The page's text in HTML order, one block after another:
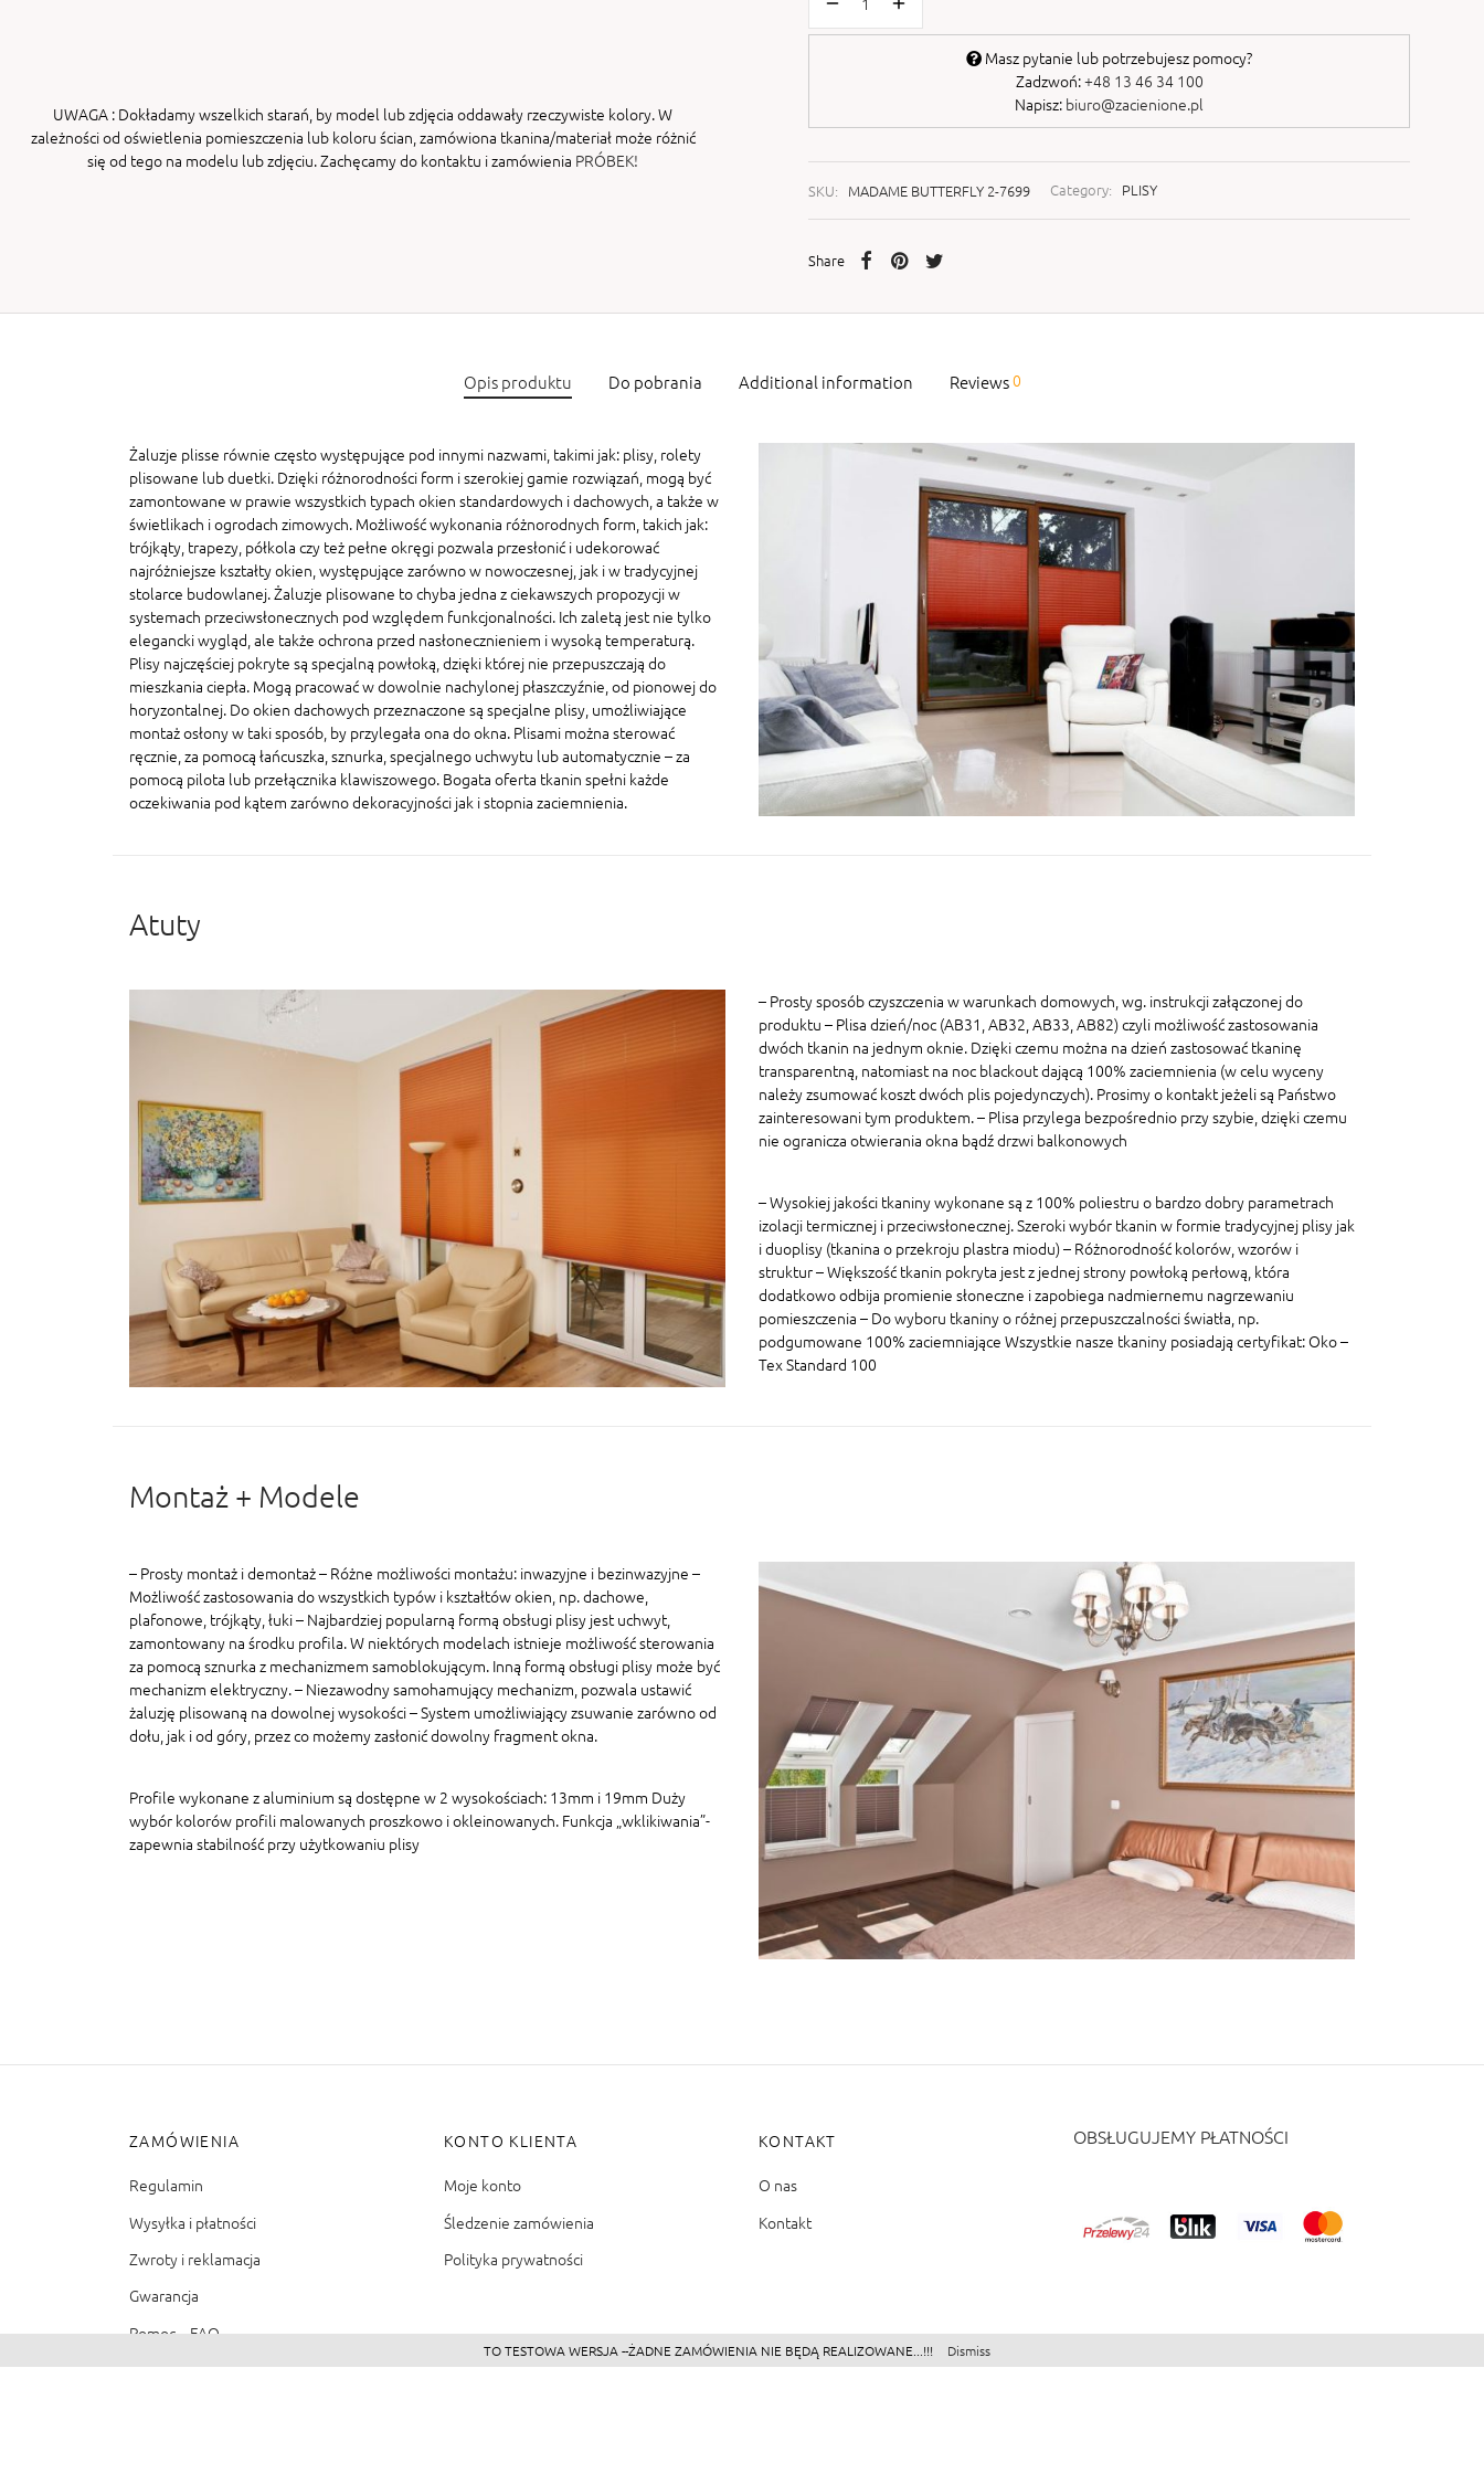
UWAGA : Dokładamy wszelkich starań, by model lub zdjęcia oddawały rzeczywiste kolory. W
zależności od oświetlenia pomieszczenia lub koloru ścian, zamówiona tkanina/materiał może różnić
się od tego na modelu lub zdjęciu. Zachęcamy do kontaktu i zamówienia PRÓBEK!
Masz pytanie lub potrzebujesz pomocy?
Zadzwoń:+48 13 46 34 100
Napisz: biuro@zacienione.pl
SKU: MADAME BUTTERFLY 2-7699 Category: PLISY
Share
Opis produktu Do pobrania Additional information Reviews0
Żaluzje plisse równie często występujące pod innymi nazwami, takimi jak: plisy, rolety
plisowane lub duetki. Dzięki różnorodności form i szerokiej gamie rozwiązań, mogą być
zamontowane w prawie wszystkich typach okien standardowych i dachowych, a także w
świetlikach i ogrodach zimowych. Możliwość wykonania różnorodnych form, takich jak:
trójkąty, trapezy, półkola czy też pełne okręgi pozwala przesłonić i udekorować
najróżniejsze kształty okien, występujące zarówno w nowoczesnej, jak i w tradycyjnej
stolarce budowlanej. Żaluzje plisowane to chyba jedna z ciekawszych propozycji w
systemach przeciwsłonecznych pod względem funkcjonalności. Ich zaletą jest nie tylko
elegancki wygląd, ale także ochrona przed nasłonecznieniem i wysoką temperaturą.
Plisy najczęściej pokryte są specjalną powłoką, dzięki której nie przepuszczają do
mieszkania ciepła. Mogą pracować w dowolnie nachylonej płaszczyźnie, od pionowej do
horyzontalnej. Do okien dachowych przeznaczone są specjalne plisy, umożliwiające
montaż osłony w taki sposób, by przylegała ona do okna. Plisami można sterować
ręcznie, za pomocą łańcuszka, sznurka, specjalnego uchwytu lub automatycznie – za
pomocą pilota lub przełącznika klawiszowego. Bogata oferta tkanin spełni każde
oczekiwania pod kątem zarówno dekoracyjności jak i stopnia zaciemnienia.
Atuty
– Prosty sposób czyszczenia w warunkach domowych, wg. instrukcji załączonej do
produktu – Plisa dzień/noc (AB31, AB32, AB33, AB82) czyli możliwość zastosowania
dwóch tkanin na jednym oknie. Dzięki czemu można na dzień zastosować tkaninę
transparentną, natomiast na noc blackout dającą 100% zaciemnienia (w celu wyceny
należy zsumować koszt dwóch plis pojedynczych). Prosimy o kontakt jeżeli są Państwo
zainteresowani tym produktem. – Plisa przylega bezpośrednio przy szybie, dzięki czemu
nie ogranicza otwierania okna bądź drzwi balkonowych
– Wysokiej jakości tkaniny wykonane są z 100% poliestru o bardzo dobry parametrach
izolacji termicznej i przeciwsłonecznej. Szeroki wybór tkanin w formie tradycyjnej plisy jak
i duoplisy (tkanina o przekroju plastra miodu) – Różnorodność kolorów, wzorów i
struktur – Większość tkanin pokryta jest z jednej strony powłoką perłową, która
dodatkowo odbija promienie słoneczne i zapobiega nadmiernemu nagrzewaniu
pomieszczenia – Do wyboru tkaniny o różnej przepuszczalności światła, np.
podgumowane 100% zaciemniające Wszystkie nasze tkaniny posiadają certyfikat: Oko –
Tex Standard 100
Montaż + Modele
– Prosty montaż i demontaż – Różne możliwości montażu: inwazyjne i bezinwazyjne –
Możliwość zastosowania do wszystkich typów i kształtów okien, np. dachowe,
plafonowe, trójkąty, łuki – Najbardziej popularną formą obsługi plisy jest uchwyt,
zamontowany na środku profila. W niektórych modelach istnieje możliwość sterowania
za pomocą sznurka z mechanizmem samoblokującym. Inną formą obsługi plisy może być
mechanizm elektryczny. – Niezawodny samohamujący mechanizm, pozwala ustawić
żaluzję plisowaną na dowolnej wysokości – System umożliwiający zsuwanie zarówno od
dołu, jak i od góry, przez co możemy zasłonić dowolny fragment okna.
Profile wykonane z aluminium są dostępne w 2 wysokościach: 13mm i 19mm Duży
wybór kolorów profili malowanych proszkowo i okleinowanych. Funkcja „wklikiwania”-
zapewnia stabilność przy użytkowaniu plisy
ZAMÓWIENIA
Regulamin
Wysyłka i płatności
Zwroty i reklamacja
Gwarancja
Pomoc – FAQ
KONTO KLIENTA
Moje konto
Śledzenie zamówienia
Polityka prywatności
KONTAKT
O nas
Kontakt
OBSŁUGUJEMY PŁATNOŚCI
TO TESTOWA WERSJA --ŻADNE ZAMÓWIENIA NIE BĘDĄ REALIZOWANE...!!! Dismiss